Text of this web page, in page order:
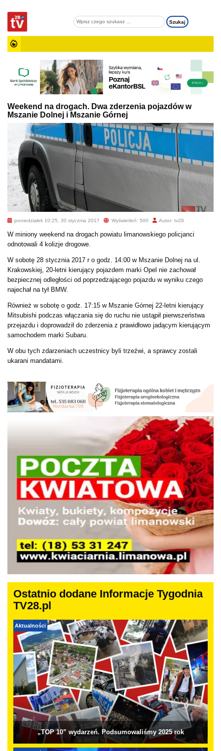
Weekend na drogach. Dwa zderzenia pojazdów w
Mszanie Dolnej i Mszanie Górnej
poniedziałek 10:25, 30 stycznia 2017 Wyświetleń: 500 Autor: tv28
W miniony weekend na drogach powiatu limanowskiego policjanci
odnotowali 4 kolizje drogowe.
W sobotę 28 stycznia 2017 r o godz. 14:00 w Mszanie Dolnej na ul.
Krakowskiej, 20-letni kierujący pojazdem marki Opel nie zachował
bezpiecznej odległości od poprzedzającego pojazdu w wyniku czego
najechał na tył BMW.
Również w sobotę o godz. 17:15 w Mszanie Górnej 22-letni kierujący
Mitsubishi podczas włączania się do ruchu nie ustąpił pierwszeństwa
przejazdu i doprowadził do zderzenia z prawidłowo jadącym kierującym
samochodem marki Subaru.
W obu tych zdarzeniach uczestnicy byli trzeźwi, a sprawcy zostali
ukarani mandatami.
Ostatnio dodane Informacje Tygodnia
TV28.pl
Aktualności
„TOP 10” wydarzeń. Podsumowaliśmy 2025 rok